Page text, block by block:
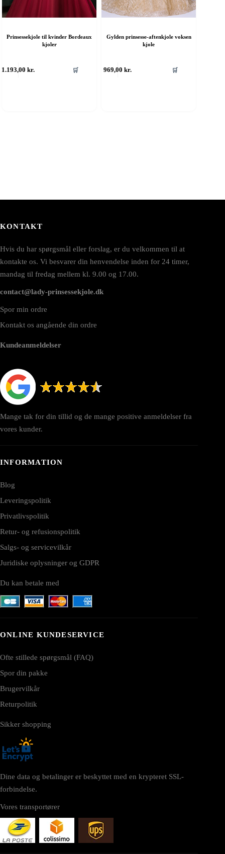
Prinsessekjole til kvinder Bordeaux
kjoler
1.193,00kr. 🛒
Gylden prinsesse-aftenkjole voksen
kjole
969,00kr. 🛒
vare
KONTAKT
Hvis du har spørgsmål eller forslag, er du velkommen til at
kontakte os. Vi besvarer din henvendelse inden for 24 timer,
mandag til fredag mellem kl. 9.00 og 17.00.
contact@lady-prinsessekjole.dk
Spor min ordre
Kontakt os angående din ordre
Kundeanmeldelser
Mange tak for din tillid og de mange positive anmeldelser fra
vores kunder.
INFORMATION
Blog
Leveringspolitik
Privatlivspolitik
Retur- og refusionspolitik
Salgs- og servicevilkår
Juridiske oplysninger og GDPR
Du kan betale med
ONLINE KUNDESERVICE
Ofte stillede spørgsmål (FAQ)
Spor din pakke
Brugervilkår
Returpolitik
Sikker shopping
Dine data og betalinger er beskyttet med en krypteret SSL-
forbindelse.
Vores transportører